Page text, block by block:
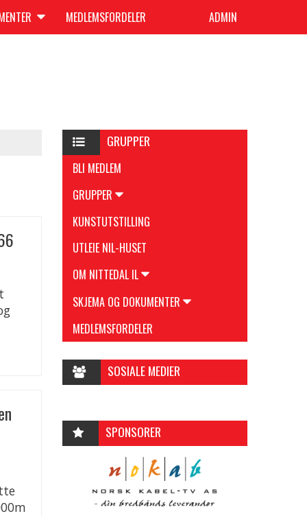
MEDLEMSFORDELER ADMIN
GRUPPER
BLI MEDLEM
GRUPPER
KUNSTUTSTILLING
UTLEIE NIL-HUSET
OM NITTEDAL IL
SKJEMA OG DOKUMENTER
MEDLEMSFORDELER
SOSIALE MEDIER
SPONSORER